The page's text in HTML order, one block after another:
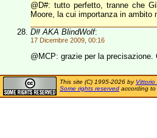
@D#: tutto perfetto, tranne che
Moore, la cui importanza in ambito
D# AKA BlindWolf:
17 Dicembre 2009, 00:16
@MCP: grazie per la precisazione.
This site (C) 1995-2026 by Vittorio
Some rights reserved according to